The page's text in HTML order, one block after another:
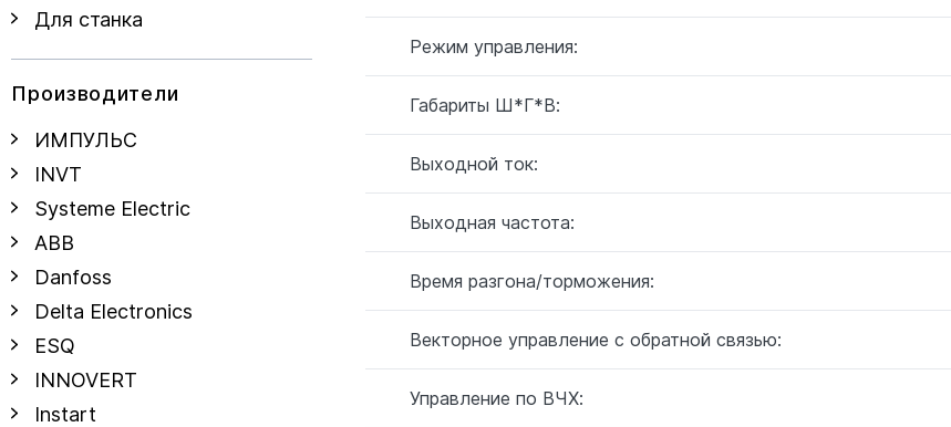
Для станка
Производители
ИМПУЛЬС
INVT
Systeme Electric
ABB
Danfoss
Delta Electronics
ESQ
INNOVERT
Instart
Режим управления:
Габариты Ш*Г*В:
Выходной ток:
Выходная частота:
Время разгона/торможения:
Векторное управление с обратной связью:
Управление по ВЧХ: